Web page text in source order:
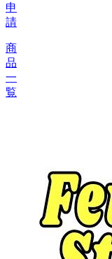
申
請
商
品
一
覧